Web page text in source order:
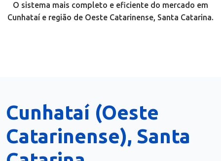
O sistema mais completo e eficiente do mercado em
Cunhataí e região de Oeste Catarinense, Santa Catarina.
Cunhataí (Oeste
Catarinense), Santa